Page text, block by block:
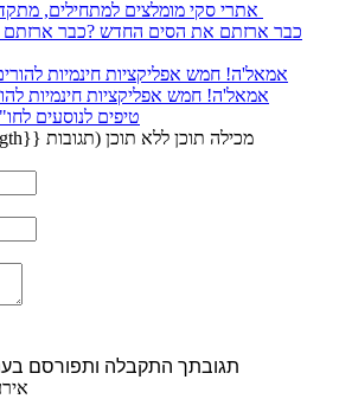
כבר ארזתם את הסים החדש
אמאל'ה! חמש אפליקציות חינמיות
טיפים לנוסעים
({{comments.length}} תגובות) מכילה תוכן ללא תוכן
תגובתך התקבלה ותפורסם